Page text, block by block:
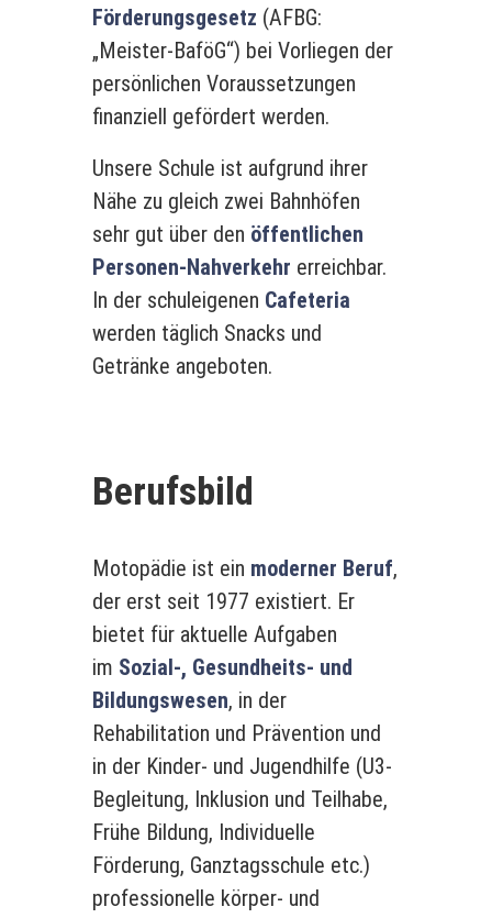
Förderungsgesetz (AFBG:
„Meister-BaföG“) bei Vorliegen der
persönlichen Voraussetzungen
finanziell gefördert werden.
Unsere Schule ist aufgrund ihrer
Nähe zu gleich zwei Bahnhöfen
sehr gut über den öffentlichen
Personen-Nahverkehr erreichbar.
In der schuleigenen Cafeteria
werden täglich Snacks und
Getränke angeboten.
Berufsbild
Motopädie ist ein moderner Beruf,
der erst seit 1977 existiert. Er
bietet für aktuelle Aufgaben
im Sozial-, Gesundheits- und
Bildungswesen, in der
Rehabilitation und Prävention und
in der Kinder- und Jugendhilfe (U3-
Begleitung, Inklusion und Teilhabe,
Frühe Bildung, Individuelle
Förderung, Ganztagsschule etc.)
professionelle körper- und